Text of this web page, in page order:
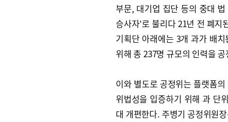
부문, 대기업 집단 등의 중대
승사자’로 불리다 21년 전 폐
기획단 아래에는 3개 과가 배
위해 총 237명 규모의 인력을
이와 별도로 공정위는 플랫폼
위법성을 입증하기 위해 과 단
대 개편한다. 주병기 공정위원